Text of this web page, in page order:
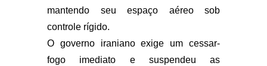
mantendo seu espaço aéreo sob
controle rígido.
O governo iraniano exige um cessar-
fogo imediato e suspendeu as